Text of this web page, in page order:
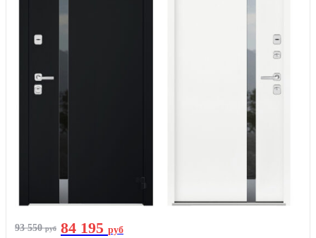
93 550руб 84 195 руб